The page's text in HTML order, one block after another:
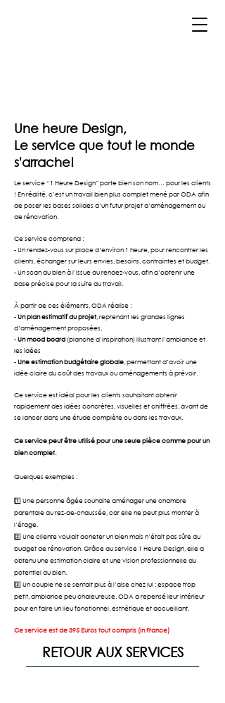
Une heure Design,
Le service que tout le monde
s'arrache!
Le service “1 Heure Design” porte bien son nom… pour les clients
! En réalité, c’est un travail bien plus complet mené par ODA afin
de poser les bases solides d’un futur projet d’aménagement ou
de rénovation.
Ce service comprend :
- Un rendez-vous sur place d’environ 1 heure, pour rencontrer les
clients, échanger sur leurs envies, besoins, contraintes et budget.
- Un scan du bien à l’issue du rendez-vous, afin d’obtenir une
base précise pour la suite du travail.
À partir de ces éléments, ODA réalise :
-Un plan estimatif du projet, reprenant les grandes lignes
d’aménagement proposées,
-Un mood board (planche d’inspiration) illustrant l’ambiance et
les idées
-Une estimation budgétaire globale, permettant d’avoir une
idée claire du coût des travaux ou aménagements à prévoir.
Ce service est idéal pour les clients souhaitant obtenir
rapidement des idées concrètes, visuelles et chiffrées, avant de
se lancer dans une étude complète ou dans les travaux.
Ce service peut être utilisé pour une seule pièce comme pour un
bien complet.
Quelques exemples :
1️⃣ Une personne âgée souhaite aménager une chambre
parentale au rez-de-chaussée, car elle ne peut plus monter à
l’étage.
2️⃣ Une cliente voulait acheter un bien mais n’était pas sûre du
budget de rénovation. Grâce au service 1 Heure Design, elle a
obtenu une estimation claire et une vision professionnelle du
potentiel du bien.
3️⃣ Un couple ne se sentait plus à l’aise chez lui : espace trop
petit, ambiance peu chaleureuse. ODA a repensé leur intérieur
pour en faire un lieu fonctionnel, esthétique et accueillant.
Ce service est de 395 Euros tout compris (in France)
RETOUR AUX SERVICES